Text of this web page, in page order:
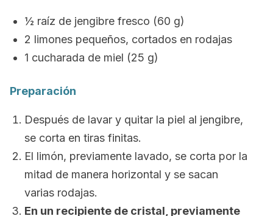
½ raíz de jengibre fresco (60 g)
2 limones pequeños, cortados en rodajas
1 cucharada de miel (25 g)
Preparación
Después de lavar y quitar la piel al jengibre,
se corta en tiras finitas.
El limón, previamente lavado, se corta por la
mitad de manera horizontal y se sacan
varias rodajas.
En un recipiente de cristal, previamente